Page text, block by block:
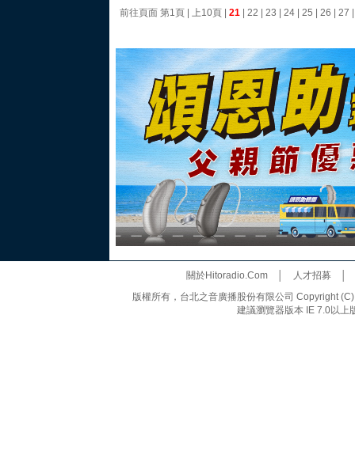
前往頁面 第1頁 上10頁 21 22 23 24 25 26 27
關於Hitoradio.Com│ 人才招募
版權所有，台北之音廣播股份有限公司 Copyright
建議瀏覽器版本 IE 7.0以上